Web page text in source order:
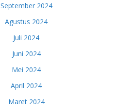
September 2024
Agustus 2024
Juli 2024
Juni 2024
Mei 2024
April 2024
Maret 2024